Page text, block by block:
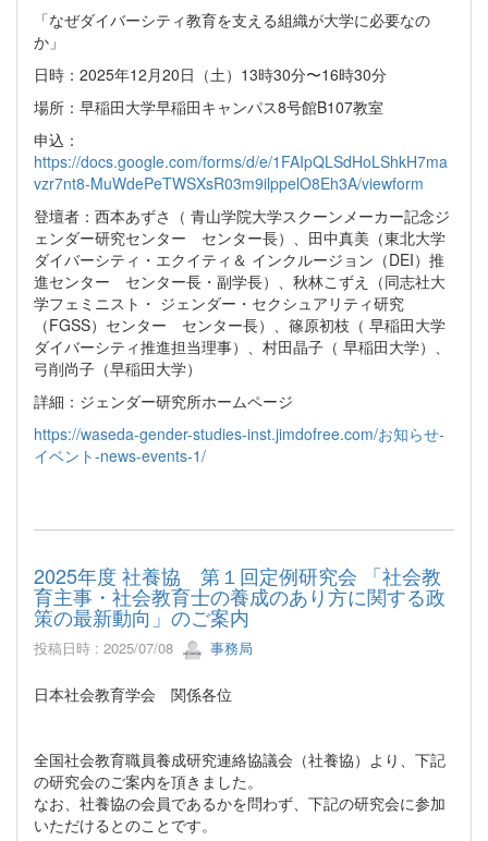
「なぜダイバーシティ教育を支える組織が大学に必要なの
か」
日時：2025年12月20日（土）13時30分〜16時30分
場所：早稲田大学早稲田キャンパス8号館B107教室
申込：
https://docs.google.com/forms/d/e/1FAIpQLSdHoLShkH7ma
vzr7nt8-MuWdePeTWSXsR03m9ilppelO8Eh3A/viewform
登壇者：西本あずさ（ 青山学院大学スクーンメーカー記念ジ
ェンダー研究センター センター長）、田中真美（東北大学
ダイバーシティ・エクイティ＆ インクルージョン（DEI）推
進センター センター長・副学長）、秋林こずえ（同志社大
学フェミニスト・ ジェンダー・セクシュアリティ研究
（FGSS）センター センター長）、篠原初枝（ 早稲田大学
ダイバーシティ推進担当理事）、村田晶子（ 早稲田大学）、
弓削尚子（早稲田大学）
詳細：ジェンダー研究所ホームページ
https://waseda-gender-studies-inst.jimdofree.com/お知らせ-
イベント-news-events-1/
2025年度 社養協 第１回定例研究会 「社会教
育主事・社会教育⼠の養成のあり⽅に関する政
策の最新動向」のご案内
投稿日時 : 2025/07/08 事務局
日本社会教育学会 関係各位
全国社会教育職員養成研究連絡協議会（社養協）より、下記
の研究会のご案内を頂きました。
なお、社養協の会員であるかを問わず、下記の研究会に参加
いただけるとのことです。